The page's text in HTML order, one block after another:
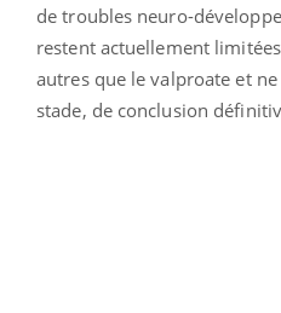
de troubles neuro-
restent actuellement
autres que le valproate et
stade, de conclusion